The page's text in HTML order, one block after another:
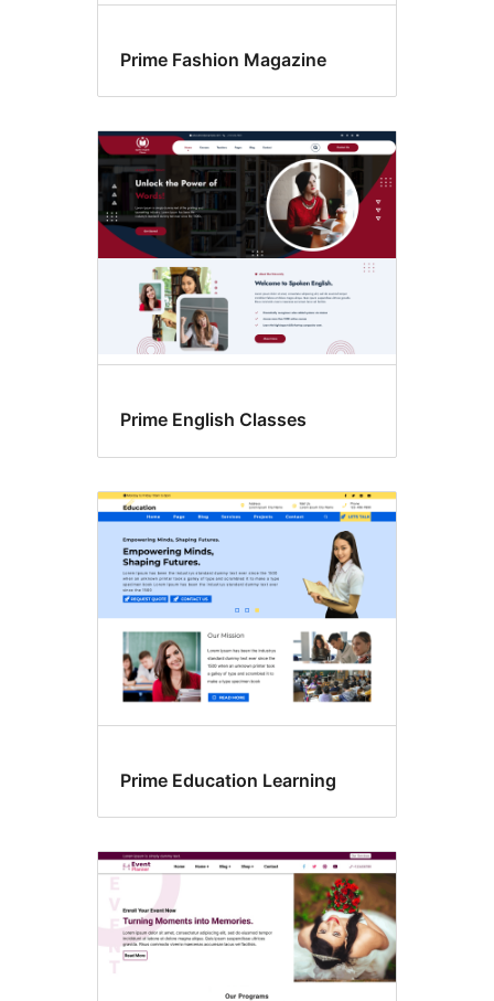
Prime Fashion Magazine
Prime English Classes
Prime Education Learning